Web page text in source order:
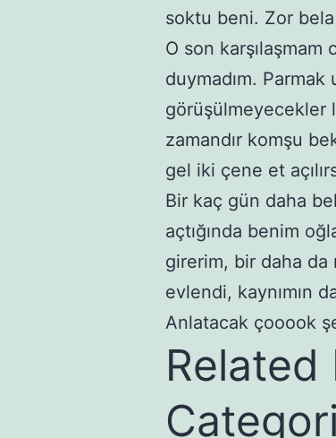
soktu beni. Zor bela
O son
duymadım. Parmak
görüşülmeyecekler
zamandır komşu
gel iki çene et
Bir kaç gün daha
açtığında benim
girerim, bir daha da
evlendi, kaynımın
Anlatacak çooook
Related